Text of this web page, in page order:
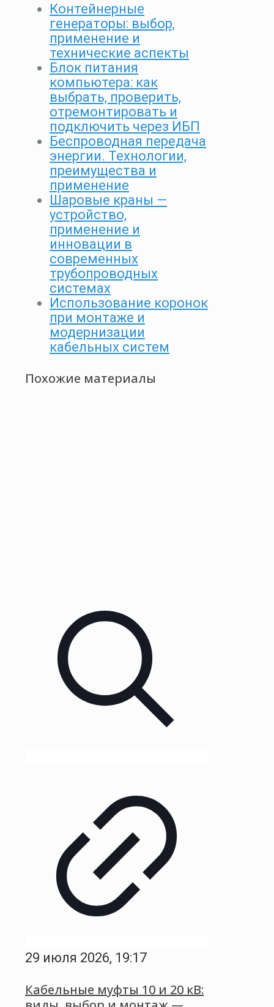
Контейнерные
генераторы: выбор,
применение и
технические аспекты
Блок питания
компьютера: как
выбрать, проверить,
отремонтировать и
подключить через ИБП
Беспроводная передача
энергии. Технологии,
преимущества и
применение
Шаровые краны —
устройство,
применение и
инновации в
современных
трубопроводных
системах
Использование коронок
при монтаже и
модернизации
кабельных систем
Похожие материалы
29 июля 2026, 19:17
Кабельные муфты 10 и 20 кВ: